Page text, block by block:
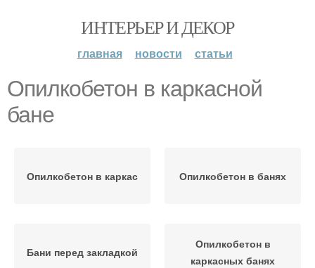
ИНТЕРЬЕР И ДЕКОР
главная новости статьи
Опилкобетон в каркасной
бане
Опилкобетон в каркас Опилкобетон в банях
Бани перед закладкой
Опилкобетон в
каркасных банях